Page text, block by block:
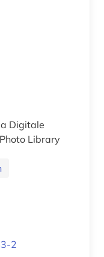
Digitale
Library
2